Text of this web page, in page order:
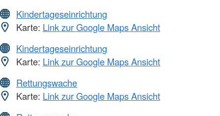
Kindertageseinrichtung
Karte: Link zur Google Maps Ansicht
Kindertageseinrichtung
Karte: Link zur Google Maps Ansicht
Rettungswache
Karte: Link zur Google Maps Ansicht